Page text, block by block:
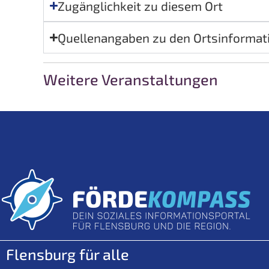
Zugänglichkeit zu diesem Ort
Quellenangaben zu den
Weitere Veranstaltungen
Flensburg für alle